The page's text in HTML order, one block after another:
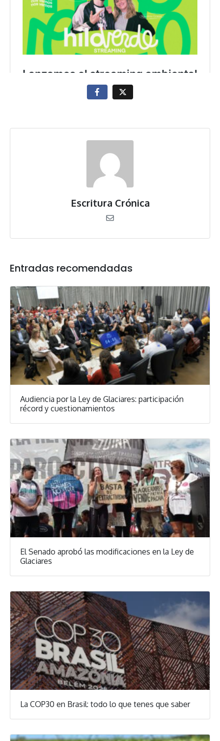
Escritura Crónica
Entradas recomendadas
Audiencia por la Ley de Glaciares: participación
récord y cuestionamientos
El Senado aprobó las modificaciones en la Ley de
Glaciares
La COP30 en Brasil: todo lo que tenes que saber